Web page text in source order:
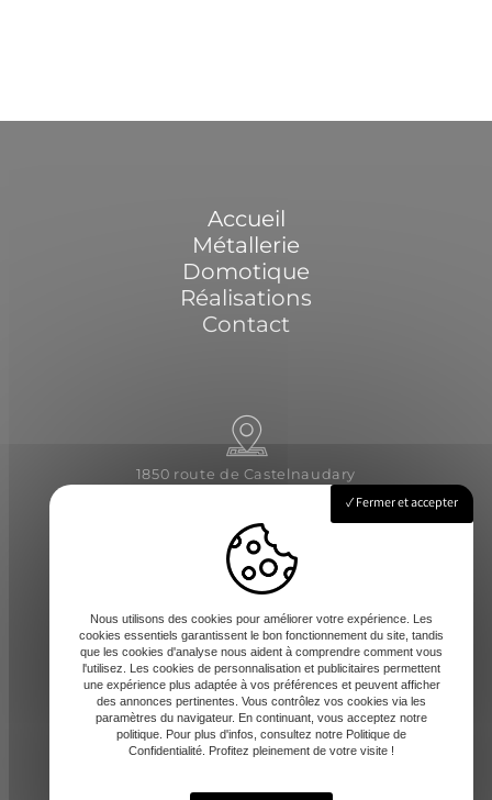
Accueil
Métallerie
Domotique
Réalisations
Contact
1850 route de Castelnaudary
contact@amd-31.fr
Fermer et accepter
Nous utilisons des cookies pour améliorer votre expérience. Les
cookies essentiels garantissent le bon fonctionnement du site, tandis
que les cookies d'analyse nous aident à comprendre comment vous
l'utilisez. Les cookies de personnalisation et publicitaires permettent
une expérience plus adaptée à vos préférences et peuvent afficher
des annonces pertinentes. Vous contrôlez vos cookies via les
paramètres du navigateur. En continuant, vous acceptez notre
politique. Pour plus d'infos, consultez notre Politique de
Confidentialité. Profitez pleinement de votre visite !